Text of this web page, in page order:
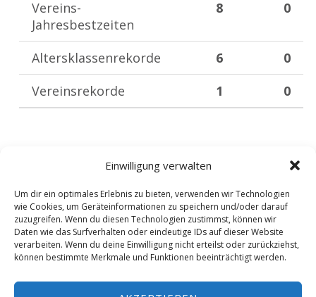
Einwilligung verwalten
Um dir ein optimales Erlebnis zu bieten, verwenden wir Technologien
wie Cookies, um Geräteinformationen zu speichern und/oder darauf
zuzugreifen. Wenn du diesen Technologien zustimmst, können wir
Daten wie das Surfverhalten oder eindeutige IDs auf dieser Website
verarbeiten. Wenn du deine Einwilligung nicht erteilst oder zurückziehst,
können bestimmte Merkmale und Funktionen beeinträchtigt werden.
Vereins-
Jahresbestzeiten
8 0
Altersklassenrekorde 6
0
Vereinsrekorde
1 0
© 2019 Schwimmverein Übach-Palenberg e.V. |
Datenschutzerklärung